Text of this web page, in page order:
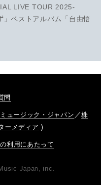
LIVE TOUR 2025-
ベストアルバム「自由悟
問
ュージック・ジャパン ／株
ーメディア )
利用にあたって
Japan, inc.